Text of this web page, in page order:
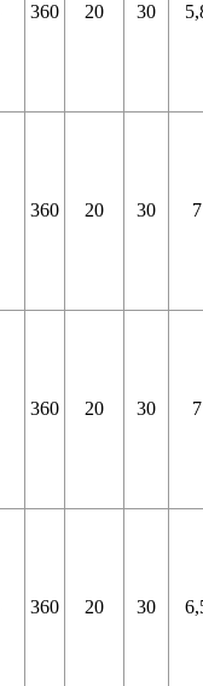
360 20 30
360 20 30 7
360 20 30 7
360 20 30